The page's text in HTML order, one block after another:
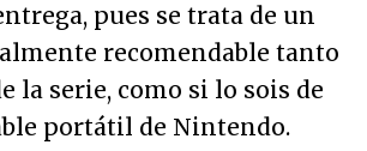
pues se trata de un
recomendable tanto
la serie, como si lo sois de
portátil de Nintendo.